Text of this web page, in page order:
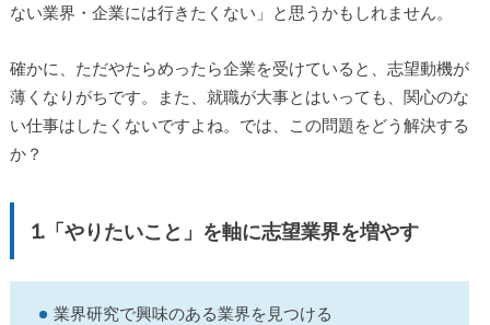
ない業界・企業には行きたくない」と思うかもしれません。
確かに、ただやたらめったら企業を受けていると、志望動機が
薄くなりがちです。また、就職が大事とはいっても、関心のな
い仕事はしたくないですよね。では、この問題をどう解決する
か？
1.「やりたいこと」を軸に志望業界を増やす
業界研究で興味のある業界を見つける